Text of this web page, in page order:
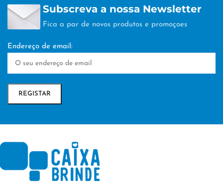
TAMPOGRAFIA TAMPOGRAFIA
Subscreva a nossa Newsletter
Fica a par de novos produtos e promoçoes
Endereço de email: